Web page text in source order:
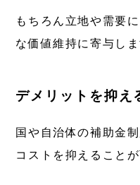
もちろん立地や需要
な価値維持に寄与しま
デメリットを抑え
国や自治体の補助金
コストを抑えることが